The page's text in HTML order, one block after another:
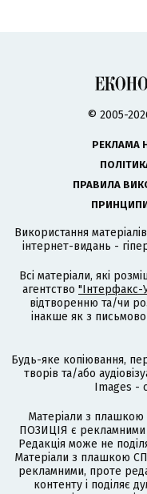
© 2005-
РЕКЛАМА
ПРАВИЛА
Використання
інтернет-видань -
Всі матеріали, які
агентство "Інтерфакс-
відтворенню та/чи
інакше як з
Будь-яке копіювання,
творів та/або
Images -
Матеріали з
ПОЗИЦІЯ є рекламними
Редакція може не
Матеріали з плашкою
рекламними, проте
контенту і поділяє